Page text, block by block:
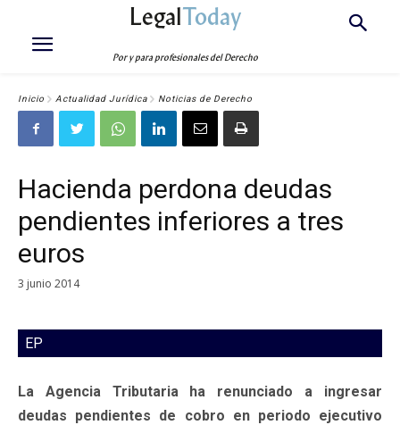
LegalToday
Por y para profesionales del Derecho
Inicio Actualidad Jurídica Noticias de Derecho
Hacienda perdona deudas
pendientes inferiores a tres
euros
3 junio 2014
EP
La Agencia Tributaria ha renunciado a ingresar
deudas pendientes de cobro en periodo ejecutivo